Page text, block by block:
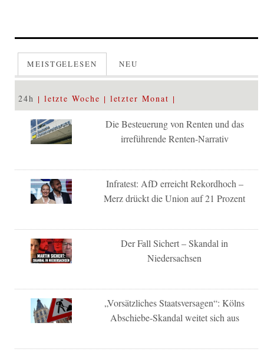
MEISTGELESEN NEU
24h letzte Woche letzter Monat
Die Besteuerung von Renten und das
irreführende Renten-Narrativ
Infratest: AfD erreicht Rekordhoch –
Merz drückt die Union auf 21 Prozent
Der Fall Sichert – Skandal in
Niedersachsen
„Vorsätzliches Staatsversagen“: Kölns
Abschiebe-Skandal weitet sich aus